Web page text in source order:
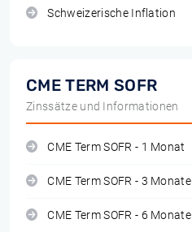
Schweizerische Inflation
CME TERM SOFR
Zinssätze und Informationen
CME Term SOFR - 1 Monat
CME Term SOFR - 3 Monate
CME Term SOFR - 6 Monate